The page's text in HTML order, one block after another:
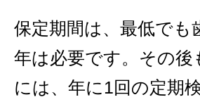
保定期間は、最低で
年は必要です。その
には、年に1回の定期